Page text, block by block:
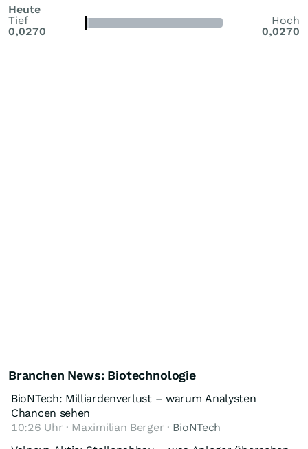
Heute
Tief
0,0270
Hoch
0,0270
Branchen News: Biotechnologie
BioNTech: Milliardenverlust – warum Analysten
Chancen sehen
10:26 Uhr · Maximilian Berger · BioNTech